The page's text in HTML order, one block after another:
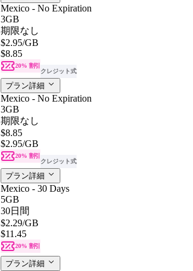
Mexico - No Expiration
3GB
期限なし
$2.95/GB
$8.85
20% 割引
クレジット式
プラン詳細
Mexico - No Expiration
3GB
期限なし
$8.85
$2.95/GB
20% 割引
クレジット式
プラン詳細
Mexico - 30 Days
5GB
30日間
$2.29/GB
$11.45
20% 割引
プラン詳細